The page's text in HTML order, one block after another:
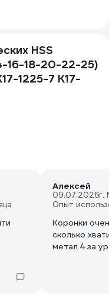
HSS
16-18-20-22-25)
1225-7 K17-
Алексей
09.07.2026г.
Опыт
Коронки
сколько
метал 4 за